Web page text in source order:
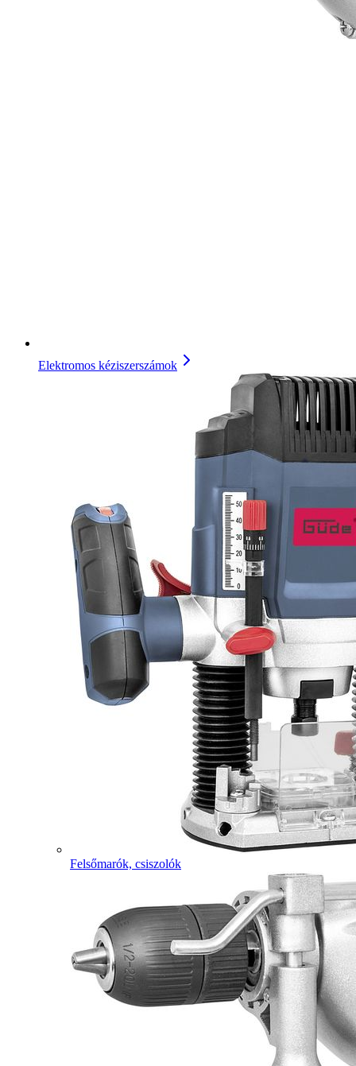
Elektromos kéziszerszámok
Felsőmarók, csiszolók